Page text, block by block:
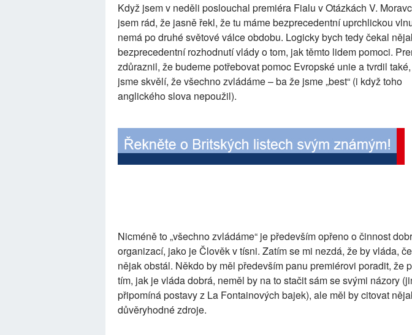
Když jsem v neděli poslouchal premiéra Fialu v Otázkách V.
jsem rád, že jasně řekl, že tu máme bezprecedentní uprchlickou
nemá po druhé světové válce obdobu. Logicky bych tedy čekal
bezprecedentní rozhodnutí vlády o tom, jak těmto lidem pomoci.
zdůraznil, že budeme potřebovat pomoc Evropské unie a tvrdil
jsme skvělí, že všechno zvládáme – ba že jsme „best“ (i když toho
anglického slova nepoužil).
Nicméně to „všechno zvládáme“ je především opřeno o činnost
organizací, jako je Člověk v tísni. Zatím se mi nezdá, že by vláda,
nějak obstál. Někdo by měl především panu premiérovi poradit, že
tím, jak je vláda dobrá, neměl by na to stačit sám se svými názory
připomíná postavy z La Fontainových bajek), ale měl by citovat
důvěryhodné zdroje.